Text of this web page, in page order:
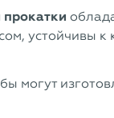
прокатки
устойчивы
могут